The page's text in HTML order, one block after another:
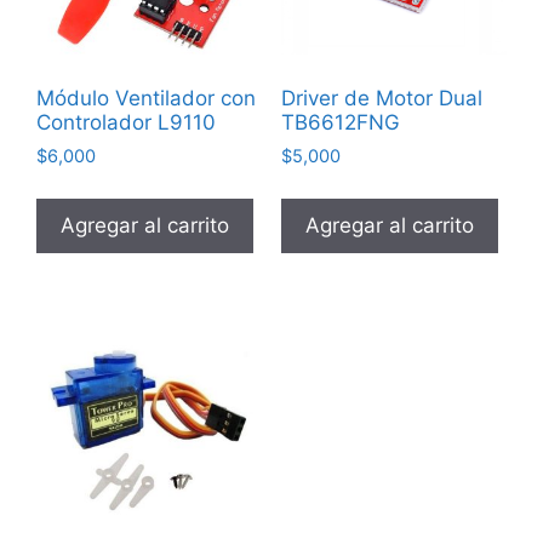
Módulo Ventilador con
Controlador L9110
$6,000
Agregar al carrito
Driver de Motor Dual
TB6612FNG
$5,000
Agregar al carrito